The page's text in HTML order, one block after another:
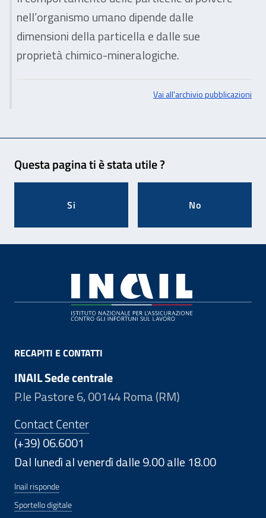
nell’organismo umano dipende dalle
dimensioni della particella e dalle sue
proprietà chimico-mineralogiche.
Vai all'archivio pubblicazioni
Questa pagina ti è stata utile ?
Si No
RECAPITI E CONTATTI
INAIL Sede centrale
P.le Pastore 6, 00144 Roma (RM)
Contact Center
(+39) 06.6001
Dal lunedì al venerdì dalle 9.00 alle 18.00
Inail risponde
Sportello digitale